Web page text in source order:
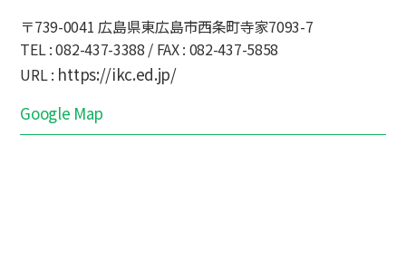
〒739-0041 広島県東広島市西条町寺家7093-7
TEL : 082-437-3388 / FAX : 082-437-5858
URL : https://ikc.ed.jp/
Google Map